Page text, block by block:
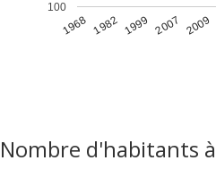
1968 1982 1999 2007 2009
100
Nombre d'habitants